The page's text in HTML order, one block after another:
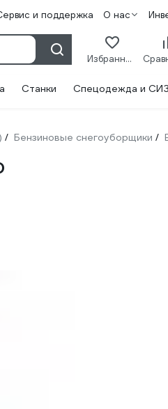
и поддержка О нас
Избранное
Станки Спецодежда и СИЗ
/ Бензиновые снегоуборщики /